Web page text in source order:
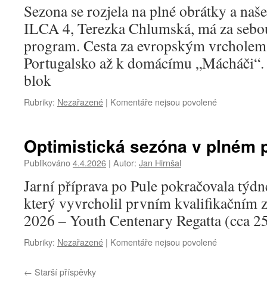
bojích
na
ME
vyhlíží
světový
šampionát
Sezona se rozjela na plné obrátky a
ILCA 4, Terezka Chlumská, má za
program. Cesta za evropským
Portugalsko až k domácímu
blok
Rubriky: Nezařazené | Komentáře nejsou povolenéu
Přípravy
2026
jdou
do
finále
Optimistická sezóna v plném
Publikováno4.4.2026 | Autor: Jan Hirnšal
Jarní příprava po Pule pokračovala
který vyvrcholil prvním kvalifikačním
2026 – Youth Centenary Regatta (cca
Rubriky: Nezařazené | Komentáře nejsou povolenéu
← Starší příspěvky